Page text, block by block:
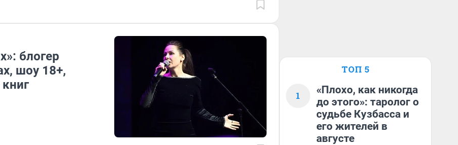
блогер
шоу 18+,
ТОП 5
1
«Плохо, как никогда
до этого»: таролог о
судьбе Кузбасса и
его жителей в
августе